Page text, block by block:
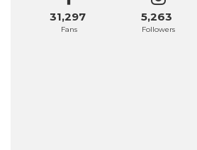
31,297
Fans
5,263
Followers